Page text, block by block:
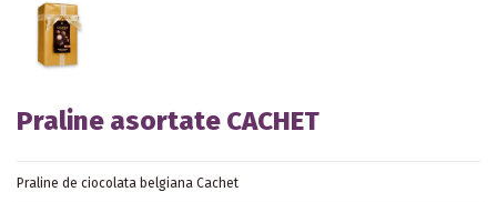
Praline asortate CACHET
Praline de ciocolata belgiana Cachet